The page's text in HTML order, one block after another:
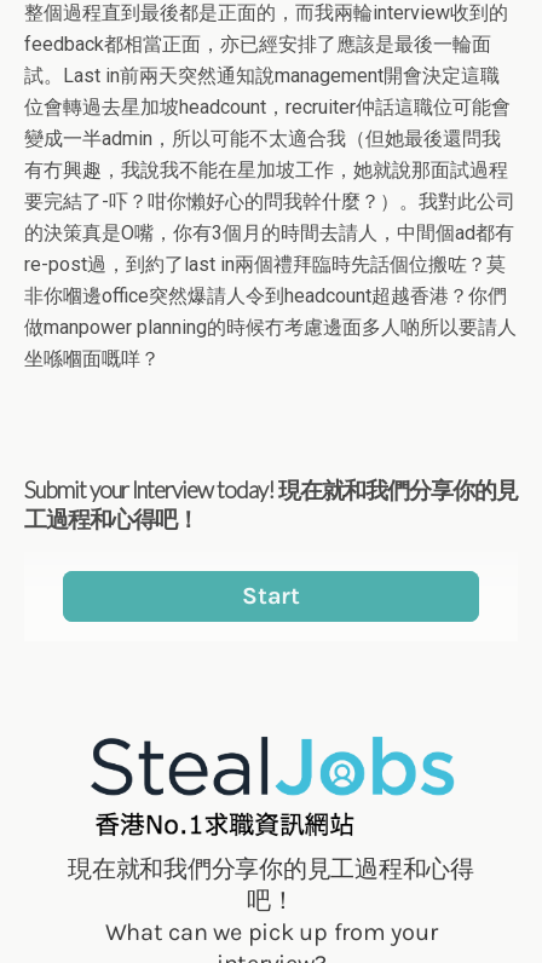
整個過程直到最後都是正面的，而我兩輪interview收到的
feedback都相當正面，亦已經安排了應該是最後一輪面
試。Last in前兩天突然通知說management開會決定這職
位會轉過去星加坡headcount，recruiter仲話這職位可能會
變成一半admin，所以可能不太適合我（但她最後還問我
有冇興趣，我說我不能在星加坡工作，她就說那面試過程
要完結了-吓？咁你懶好心的問我幹什麼？）。我對此公司
的決策真是O嘴，你有3個月的時間去請人，中間個ad都有
re-post過，到約了last in兩個禮拜臨時先話個位搬咗？莫
非你嗰邊office突然爆請人令到headcount超越香港？你們
做manpower planning的時候冇考慮邊面多人啲所以要請人
坐喺嗰面嘅咩？
Submit your Interview today! 現在就和我們分享你的見
工過程和心得吧！